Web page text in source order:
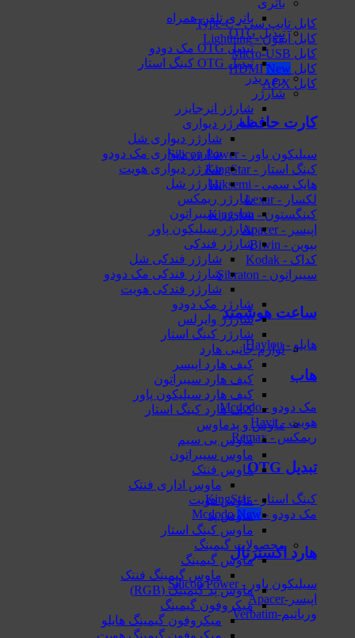
کابل تایپ سی - Type-C
کابل آیفون - Lightning
کابل Micro-USB
کابل HDMI
کابل AUX
کارت حافظه
سیلیکون پاور - Silicon Power
کینگ استار - KingStar
هایک‌ سمی - Hiksemi
لکسار - Lexar
کینگستون - Kingston
اپیسر - Apacer
بیوین - Biwin
کداک - Kodak
سیبراتون - Sibraton
ساعت هوشمند
هایلو - Haylou
هاب
مک دودو - Mcdodo
هویت - Havit
ریمکس - Remax
تبدیل OTG
کینگ استار - KingStar
مک دودو - Mcdodo
هارد اکسترنال
سیلیکون پاور - Silicon Power
اپیسر-Apacer
ورباتیم-Verbatim
باتری
باتری تلفن همراه
تبدیل OTG
تبدیل OTG مک دودو
تبدیل OTG کینگ استار
رم ریدر
شارژر
شارژر انرجایزر
شارژر دیواری
شارژر دیواری شل
شارژر دیواری مک دودو
شارژر دیواری هویت
شارژر شل
شارژر ریمکس
شارژر سیبراتون
شارژر سیلیکون پاور
شارژر فندکی
شارژر فندکی شل
شارژر فندکی مک دودو
شارژر فندکی هویت
شارژر مک دودو
شارژر وایرلس
شارژر کینگ استار
لوازم جانبی هارد
کیف هارد اپیسر
کیف هارد سیبراتون
کیف هارد سیلیکون پاور
کیف هارد کینگ استار
ماوس و پدماوس
ماوس بی سیم
ماوس سیبراتون
ماوس فنتک
ماوس اداری فنتک
ماوس هویت
ماوس پد
ماوس کینگ استار
محصولات گیمینگ
ماوس گیمینگ
ماوس گیمینگ فنتک
ماوس‌ پد گیمینگ (RGB)
میکروفون گیمینگ
میکروفون گیمینگ هایلو